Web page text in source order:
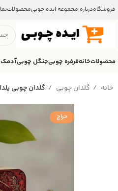
فروشگاهدرباره مجموعه ایده چوبیمحصولات
محصولاتخانهفرفره چوبیجنگل چوبی
خانه گلدان چوبی گلدان چوبی
حراج